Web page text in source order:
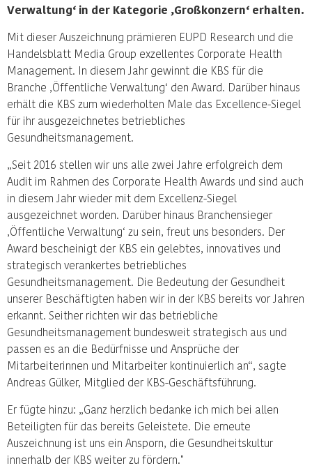
Verwaltung‘ in der Kategorie ‚Großkonzern‘ erhalten.
Mit dieser Auszeichnung prämieren EUPD Research und die
Handelsblatt Media Group exzellentes Corporate Health
Management. In diesem Jahr gewinnt die KBS für die
Branche ‚Öffentliche Verwaltung‘ den Award. Darüber hinaus
erhält die KBS zum wiederholten Male das Excellence-Siegel
für ihr ausgezeichnetes betriebliches
Gesundheitsmanagement.
„Seit 2016 stellen wir uns alle zwei Jahre erfolgreich dem
Audit im Rahmen des Corporate Health Awards und sind auch
in diesem Jahr wieder mit dem Excellenz-Siegel
ausgezeichnet worden. Darüber hinaus Branchensieger
‚Öffentliche Verwaltung‘ zu sein, freut uns besonders. Der
Award bescheinigt der KBS ein gelebtes, innovatives und
strategisch verankertes betriebliches
Gesundheitsmanagement. Die Bedeutung der Gesundheit
unserer Beschäftigten haben wir in der KBS bereits vor Jahren
erkannt. Seither richten wir das betriebliche
Gesundheitsmanagement bundesweit strategisch aus und
passen es an die Bedürfnisse und Ansprüche der
Mitarbeiterinnen und Mitarbeiter kontinuierlich an“, sagte
Andreas Gülker, Mitglied der KBS-Geschäftsführung.
Er fügte hinzu: „Ganz herzlich bedanke ich mich bei allen
Beteiligten für das bereits Geleistete. Die erneute
Auszeichnung ist uns ein Ansporn, die Gesundheitskultur
innerhalb der KBS weiter zu fördern."